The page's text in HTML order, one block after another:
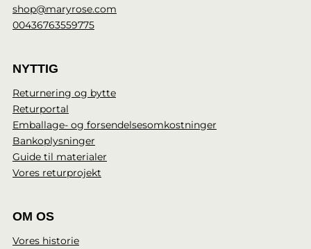
shop@maryrose.com
00436763559775
NYTTIG
Returnering og bytte
Returportal
Emballage- og forsendelsesomkostninger
Bankoplysninger
Guide til materialer
Vores returprojekt
OM OS
Vores historie